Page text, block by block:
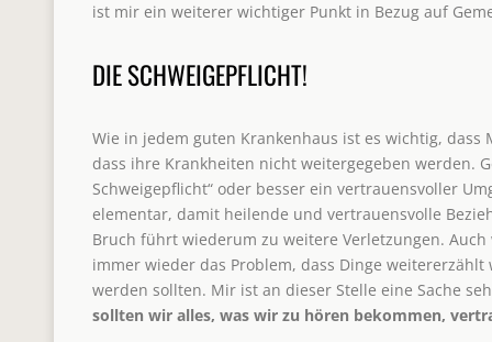
ist mir ein weiterer wichtiger Punkt in Bezug auf
DIE SCHWEIGEPFLICHT!
Wie in jedem guten Krankenhaus ist es wichtig, dass
dass ihre Krankheiten nicht weitergegeben werden.
Schweigepflicht“ oder besser ein vertrauensvoller
elementar, damit heilende und vertrauensvolle
Bruch führt wiederum zu weitere Verletzungen.
immer wieder das Problem, dass Dinge
werden sollten. Mir ist an dieser Stelle eine Sache
sollten wir alles, was wir zu hören bekommen,